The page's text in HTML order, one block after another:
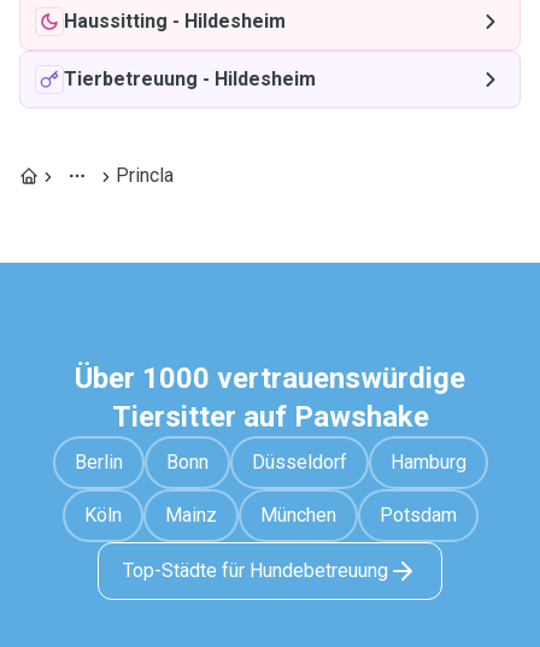
Haussitting - Hildesheim
Tierbetreuung - Hildesheim
Princla
Über 1000 vertrauenswürdige
Tiersitter auf Pawshake
Berlin Bonn Düsseldorf Hamburg
Köln Mainz München Potsdam
Top-Städte für Hundebetreuung